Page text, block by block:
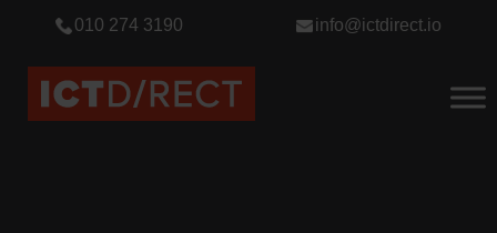
010 274 3190 info@ictdirect.io